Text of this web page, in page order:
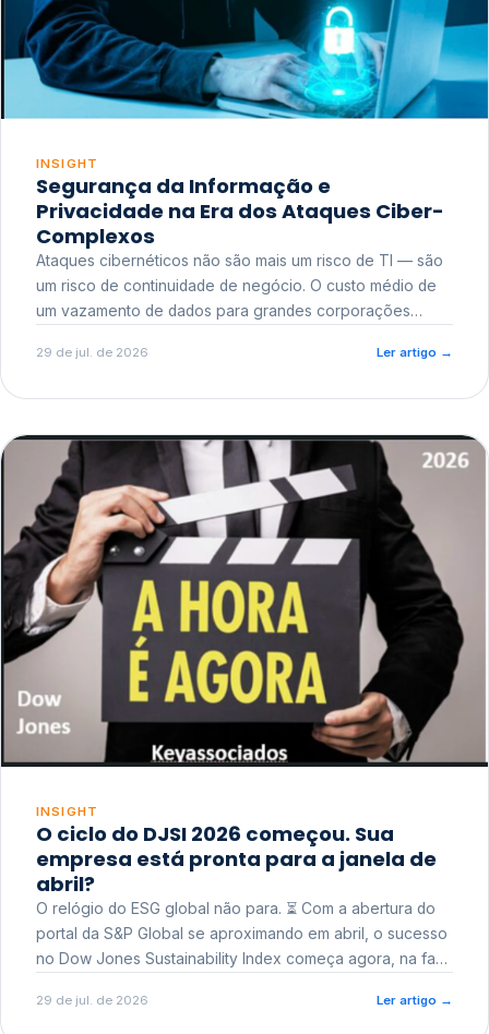
INSIGHT
Segurança da Informação e
Privacidade na Era dos Ataques Ciber-
Complexos
Ataques cibernéticos não são mais um risco de TI — são
um risco de continuidade de negócio. O custo médio de
um vazamento de dados para grandes corporações
reputacional e o risco regulatório junto a órgãos como a
29 de jul. de 2026 Ler artigo →
INSIGHT
O ciclo do DJSI 2026 começou. Sua
empresa está pronta para a janela de
abril?
O relógio do ESG global não para. ⏳ Com a abertura do
portal da S&P Global se aproximando em abril, o sucesso
no Dow Jones Sustainability Index começa agora, na fase
29 de jul. de 2026 Ler artigo →